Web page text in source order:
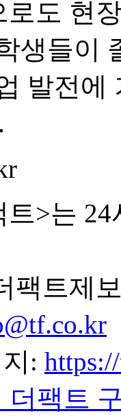
도 현
생들이
발전에
트>는
팩트제
:
더팩트